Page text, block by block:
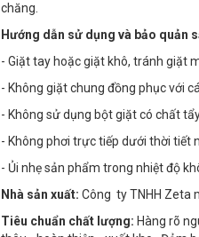
chăng.
Hướng dẫn sử dụng và bảo quản
- Giặt tay hoặc giặt khô, tránh giặt
- Không giặt chung đồng phục với
- Không sử dụng bột giặt có chất
- Không phơi trực tiếp dưới thời tiết
- Ủi nhẹ sản phẩm trong nhiệt độ
Nhà sản xuất: Công ty TNHH Zeta
Tiêu chuẩn chất lượng: Hàng rõ